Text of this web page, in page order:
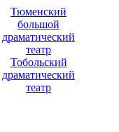
Тюменский
большой
драматический
театр
Тобольский
драматический
театр